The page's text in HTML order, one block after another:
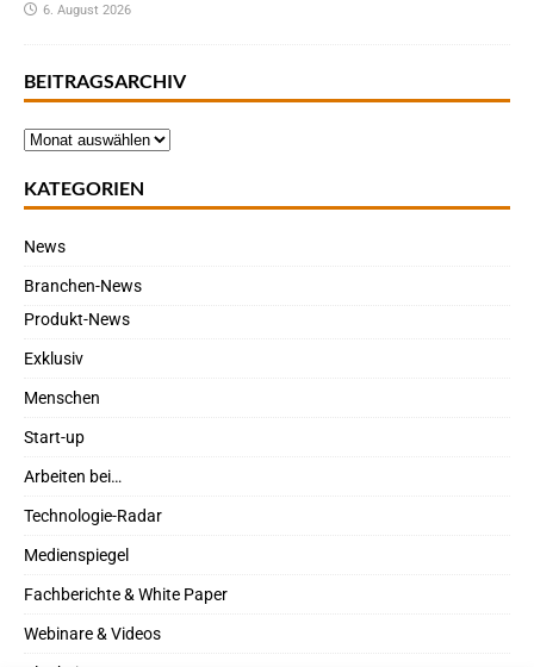
6. August 2026
BEITRAGSARCHIV
KATEGORIEN
News
Branchen-News
Produkt-News
Exklusiv
Menschen
Start-up
Arbeiten bei…
Technologie-Radar
Medienspiegel
Fachberichte & White Paper
Webinare & Videos